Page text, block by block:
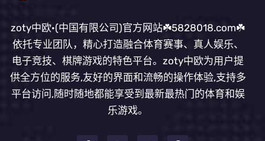
zoty中欧·(中国有限公司)官方网站☘️5828018.com☘️
依托专业团队，精心打造融合体育赛事、真人娱乐、
电子竞技、棋牌游戏的特色平台。zoty中欧为用户提
供全方位的服务,友好的界面和流畅的操作体验,支持多
平台访问,随时随地都能享受到最新最热门的体育和娱
乐游戏。